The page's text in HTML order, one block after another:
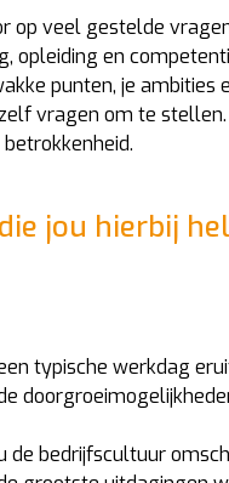
op veel gestelde
opleiding en
punten, je ambities
vragen om te
jou hierbij
typische werkdag
de bedrijfscultuur